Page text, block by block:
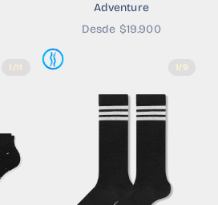
Adventure
Precio de oferta
Desde $19.900
1/11 1/9